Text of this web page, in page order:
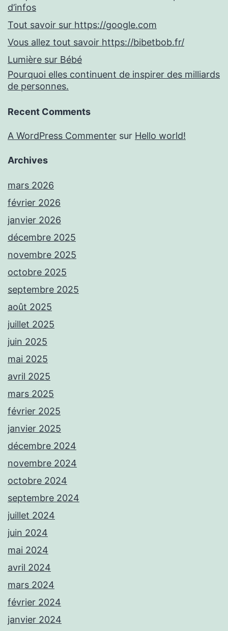
d’infos
Tout savoir sur https://google.com
Vous allez tout savoir https://bibetbob.fr/
Lumière sur Bébé
Pourquoi elles continuent de inspirer des milliards
de personnes.
Recent Comments
A WordPress Commenter sur Hello world!
Archives
mars 2026
février 2026
janvier 2026
décembre 2025
novembre 2025
octobre 2025
septembre 2025
août 2025
juillet 2025
juin 2025
mai 2025
avril 2025
mars 2025
février 2025
janvier 2025
décembre 2024
novembre 2024
octobre 2024
septembre 2024
juillet 2024
juin 2024
mai 2024
avril 2024
mars 2024
février 2024
janvier 2024